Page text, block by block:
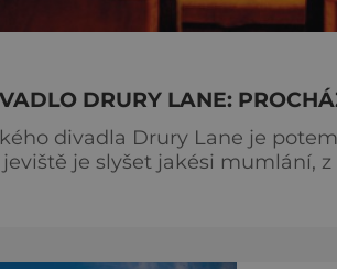
DRURY LANE:
divadla Drury Lane je
je slyšet jakési mumlání,
ze 17. století jménem